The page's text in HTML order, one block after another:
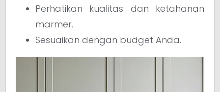
Perhatikan kualitas dan ketahanan
marmer.
Sesuaikan dengan budget Anda.